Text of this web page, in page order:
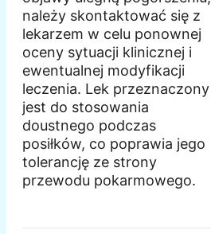
należy skontaktować się z
lekarzem w celu ponownej
oceny sytuacji klinicznej i
ewentualnej modyfikacji
leczenia. Lek przeznaczony
jest do stosowania
doustnego podczas
posiłków, co poprawia jego
tolerancję ze strony
przewodu pokarmowego.